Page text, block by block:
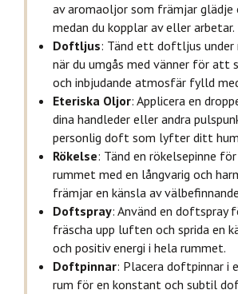
av aromaoljor som främjar
medan du kopplar av eller arbetar.
Doftljus: Tänd ett doftljus under
när du umgås med vänner för att
och inbjudande atmosfär fylld
Eteriska Oljor: Applicera en
dina handleder eller andra
personlig doft som lyfter ditt
Rökelse: Tänd en rökelsepinne
rummet med en långvarig och
främjar en känsla av
Doftspray: Använd en doftspray
fräscha upp luften och sprida en
och positiv energi i hela rummet.
Doftpinnar: Placera doftpinnar i
rum för en konstant och subtil